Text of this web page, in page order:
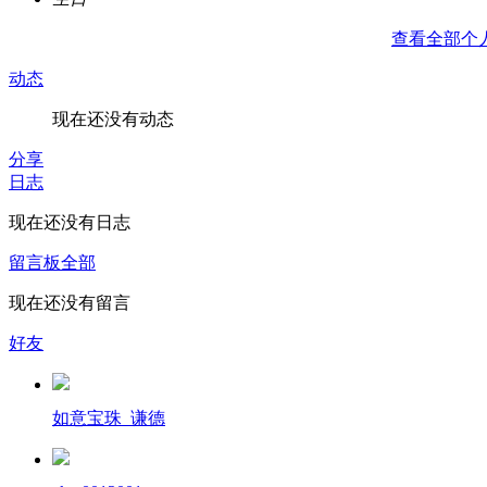
查看全部个
动态
现在还没有动态
分享
日志
现在还没有日志
留言板全部
现在还没有留言
好友
如意宝珠_谦德